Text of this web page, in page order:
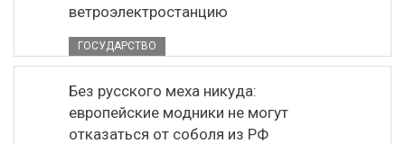
ветроэлектростанцию
ГОСУДАРСТВО
Без русского меха никуда:
европейские модники не могут
отказаться от соболя из РФ